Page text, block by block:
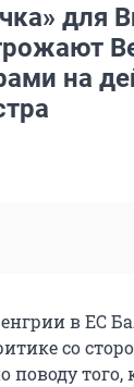
для
на
в ЕС
со
поводу того,